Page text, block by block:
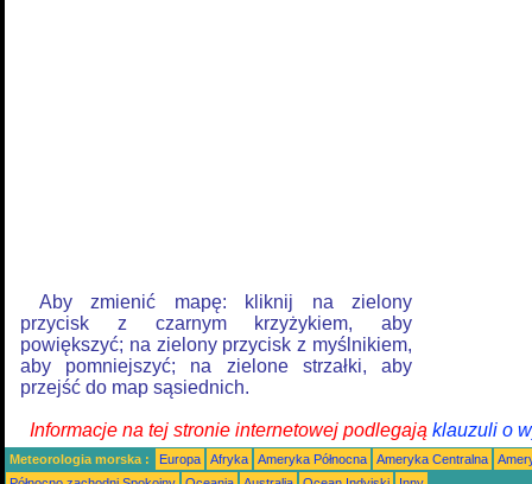
Aby zmienić mapę: kliknij na zielony
przycisk z czarnym krzyżykiem, aby
powiększyć; na zielony przycisk z myślnikiem,
aby pomniejszyć; na zielone strzałki, aby
przejść do map sąsiednich.
Informacje na tej stronie internetowej podlegają klauzuli o
Meteorologia morska : Europa Afryka Ameryka Północna Ameryka Centralna